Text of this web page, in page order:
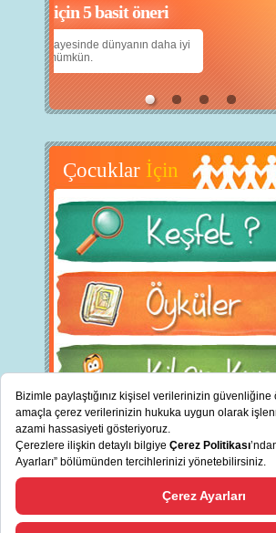
5 basit öneri
daha iyi
Daha iyi bir dünya için
Çocuklarımıza daha güzel
Çocuklar İçin